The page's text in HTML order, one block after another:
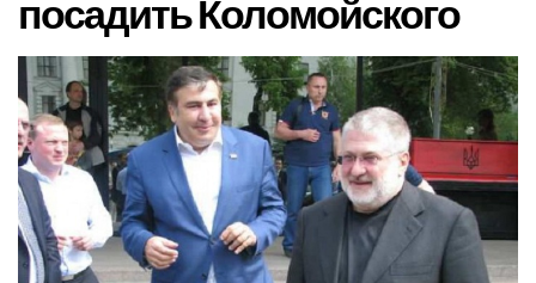
посадить Коломойского